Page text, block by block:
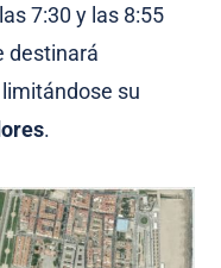
7:30 y las 8:55
destinará
su
.